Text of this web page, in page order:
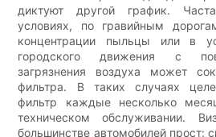
диктуют другой график.
условиях, по гравийным
концентрации пыльцы или в
городского движения с
загрязнения воздуха может
фильтра. В таких случаях
фильтр каждые несколько
техническом обслуживании.
большинстве автомобилей прост: